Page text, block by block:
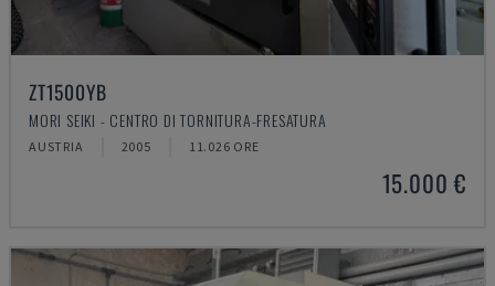
ZT1500YB
MORI SEIKI - CENTRO DI TORNITURA-FRESATURA
AUSTRIA 2005 11.026 ORE
15.000 €